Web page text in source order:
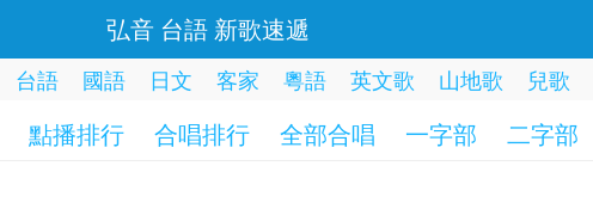
弘音 台語 新歌速遞
台語 國語 日文 客家 粵語 英文歌 山地歌 兒歌
點播排行 合唱排行 全部合唱 一字部 二字部